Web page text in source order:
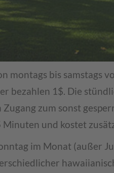
montags bis samstags
bezahlen 1$. Die
Zugang zum sonst
und kostet
im Monat (außer